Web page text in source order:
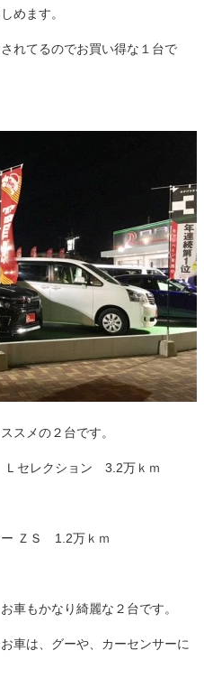
めます。
れてるのでお買い得な１台で
スメの２台です。
セレクション 3.2万ｋｍ
ＺＳ 1.2万ｋｍ
車もかなり綺麗な２台です。
車は、グーや、カーセンサーに